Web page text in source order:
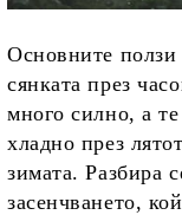
Основните
сянката през
много силно, а
хладно през
зимата. Разбира
засенчването,